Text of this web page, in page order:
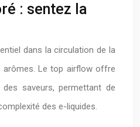
: sentez la
dans la circulation de la
arômes. Le top airflow offre
saveurs, permettant de
des e-liquides.